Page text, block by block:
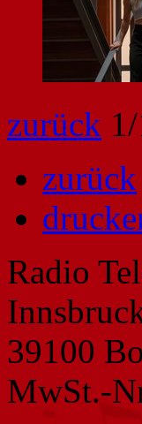
zurück 1
zurück
Radio
39100
MwSt.-